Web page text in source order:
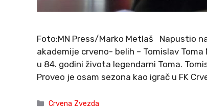
Foto:MN Press/Marko Metlaš Napustio
akademije crveno- belih – Tomislav
u 84. godini života legendarni Toma.
Proveo je osam sezona kao igrač u FK
Categories
Crvena Zvezda